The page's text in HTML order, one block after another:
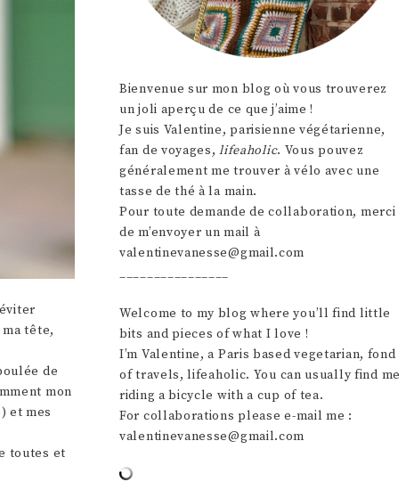
tête,
de
mon
et mes
toutes et
Bienvenue sur mon blog où vous trouverez
un joli aperçu de ce que j’aime !
Je suis Valentine, parisienne végétarienne,
fan de voyages,lifeaholic. Vous pouvez
généralement me trouver à vélo avec une
tasse de thé à la main.
Pour toute demande de collaboration, merci
de m’envoyer un mail à
valentinevanesse@gmail.com
________________
Welcome to my blog where you’ll find little
bits and pieces of what I love !
I’m Valentine, a Paris based vegetarian, fond
of travels, lifeaholic. You can usually find me
riding a bicycle with a cup of tea.
For collaborations please e-mail me :
valentinevanesse@gmail.com